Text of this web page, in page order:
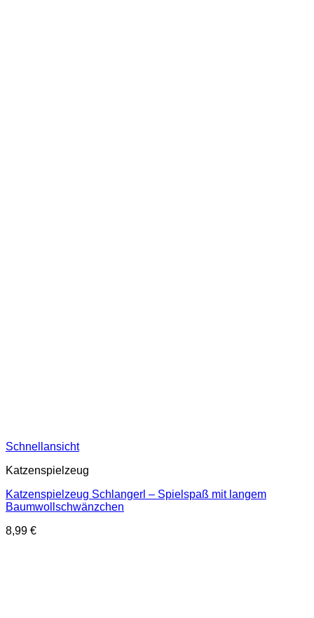
Schnellansicht
Katzenspielzeug
Katzenspielzeug Schlangerl – Spielspaß mit langem
Baumwollschwänzchen
8,99 €